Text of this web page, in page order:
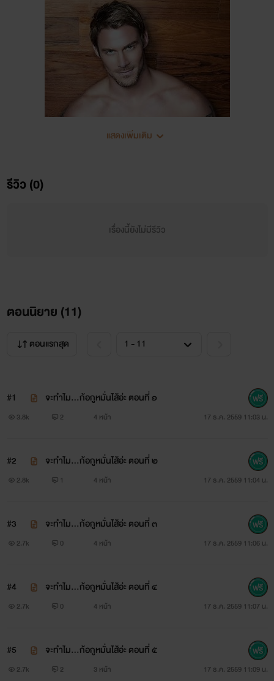
นี้ รวมทั้งการจัดเก็บ ถ่ายทอด ไม่ว่ารูปแบบหรือ
วิธีการใดๆ ด้วยกระบวนการทางอิเลคทรอนิคส์
รับอนุญาตจากเจ้าของผลงาน
-----------------------------------------------------------
-------------------------------------------------
ผู้โพสได้รับการอนุญาตจากผู้เขียน " นาวี สุนทรีย์ลิขิต " หรือ "
แสดงเพิ่มเติม
รีวิว (0)
เรื่องนี้ยังไม่มีรีวิว
ตอนนิยาย (11)
ตอนแรกสุด
#1 จะทำไม...ก้อกูหมั่นไส้อ่ะ ตอนที่ ๑
3.8k 2 4 หน้า 17 ธ.ค. 2559 11:03 น.
#2 จะทำไม...ก้อกูหมั่นไส้อ่ะ ตอนที่ ๒
2.8k 1 4 หน้า 17 ธ.ค. 2559 11:04 น.
#3 จะทำไม...ก้อกูหมั่นไส้อ่ะ ตอนที่ ๓
2.7k 0 4 หน้า 17 ธ.ค. 2559 11:06 น.
#4 จะทำไม...ก้อกูหมั่นไส้อ่ะ ตอนที่ ๔
2.7k 0 4 หน้า 17 ธ.ค. 2559 11:07 น.
#5 จะทำไม...ก้อกูหมั่นไส้อ่ะ ตอนที่ ๕
2.7k 2 3 หน้า 17 ธ.ค. 2559 11:09 น.